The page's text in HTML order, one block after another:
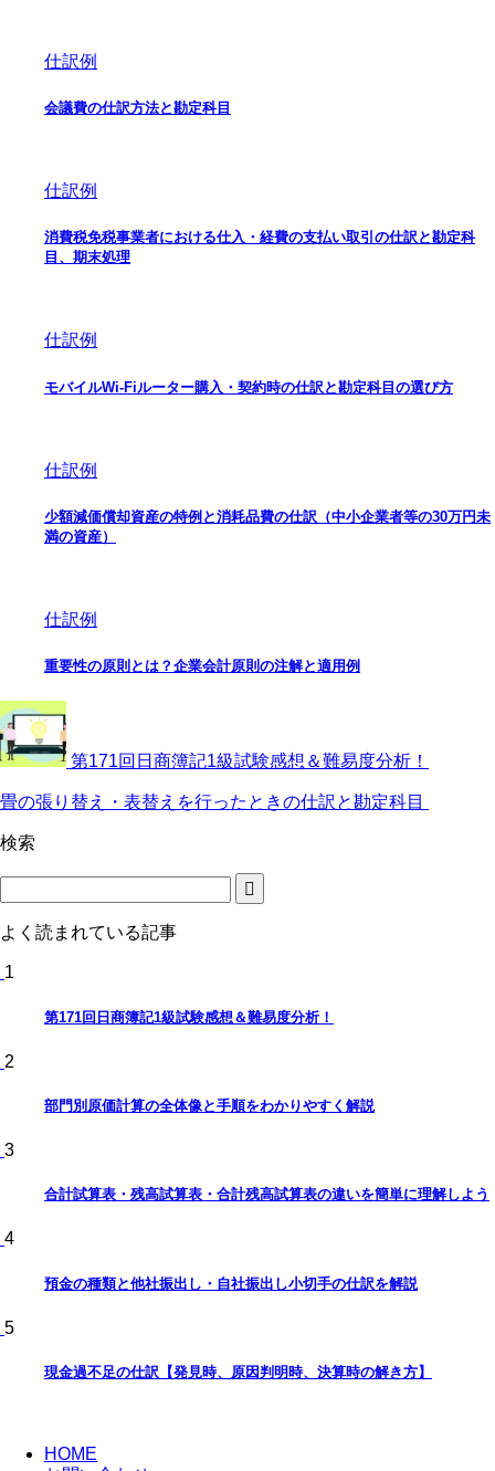
仕訳例
会議費の仕訳方法と勘定科目
仕訳例
消費税免税事業者における仕入・経費の支払い取引の仕訳と勘定科
目、期末処理
仕訳例
モバイルWi-Fiルーター購入・契約時の仕訳と勘定科目の選び方
仕訳例
少額減価償却資産の特例と消耗品費の仕訳（中小企業者等の30万円未
満の資産）
仕訳例
重要性の原則とは？企業会計原則の注解と適用例
第171回日商簿記1級試験感想＆難易度分析！
畳の張り替え・表替えを行ったときの仕訳と勘定科目
検索
よく読まれている記事
1
第171回日商簿記1級試験感想＆難易度分析！
2
部門別原価計算の全体像と手順をわかりやすく解説
3
合計試算表・残高試算表・合計残高試算表の違いを簡単に理解しよう
4
預金の種類と他社振出し・自社振出し小切手の仕訳を解説
5
現金過不足の仕訳【発見時、原因判明時、決算時の解き方】
HOME